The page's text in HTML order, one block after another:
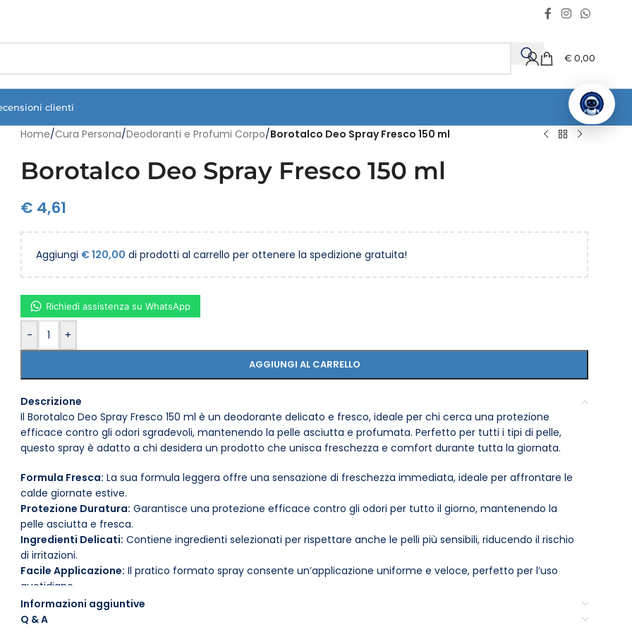
€ 0,00
clienti
Home/Cura Persona/Deodoranti e Profumi Corpo/Borotalco Deo Spray Fresco 150 ml
Borotalco Deo Spray Fresco 150 ml
€ 4,61
Aggiungi €120,00 di prodotti al carrello per ottenere la spedizione gratuita!
- +
AGGIUNGI AL CARRELLO
Richiedi assistenza su WhatsApp
Descrizione
Il Borotalco Deo Spray Fresco 150 ml è un deodorante delicato e fresco, ideale per chi cerca una protezione
efficace contro gli odori sgradevoli, mantenendo la pelle asciutta e profumata. Perfetto per tutti i tipi di pelle,
questo spray è adatto a chi desidera un prodotto che unisca freschezza e comfort durante tutta la giornata.
Formula Fresca: La sua formula leggera offre una sensazione di freschezza immediata, ideale per affrontare le
calde giornate estive.
Protezione Duratura: Garantisce una protezione efficace contro gli odori per tutto il giorno, mantenendo la
pelle asciutta e fresca.
Ingredienti Delicati: Contiene ingredienti selezionati per rispettare anche le pelli più sensibili, riducendo il rischio
di irritazioni.
Facile Applicazione: Il pratico formato spray consente un’applicazione uniforme e veloce, perfetto per l’uso
quotidiano.
Profumo Classico:La fragranza iconica di Borotalco offre una nota di freschezza che rinfresca i sensi e lascia
una piacevole scia.
Informazioni aggiuntive
Q & A